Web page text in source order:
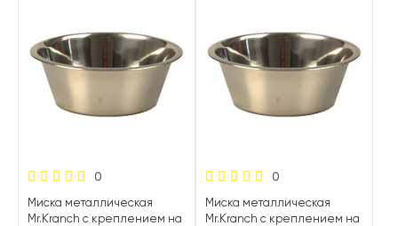
0
Миска металлическая
Mr.Kranch с креплением на
0
Миска металлическая
Mr.Kranch с креплением на